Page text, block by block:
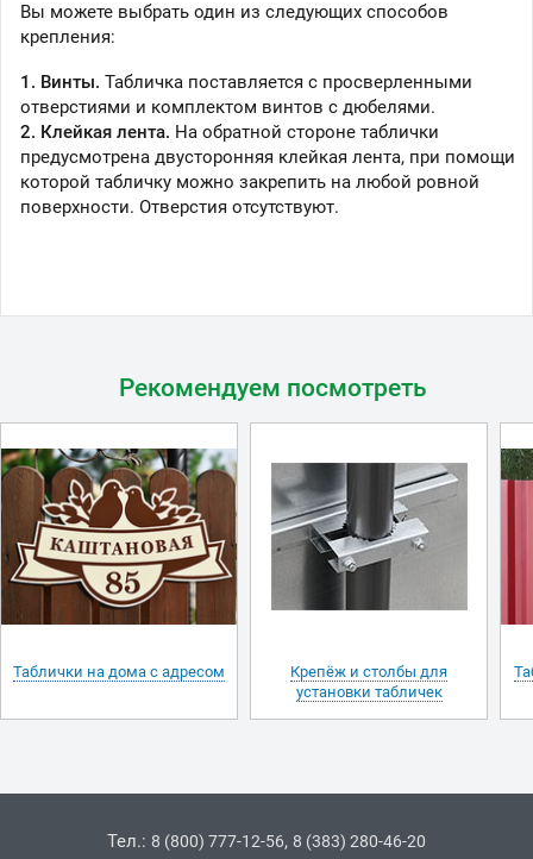
Вы можете выбрать один из следующих способов
крепления:
1. Винты. Табличка поставляется с просверленными
отверстиями и комплектом винтов с дюбелями.
2. Клейкая лента. На обратной стороне таблички
предусмотрена двусторонняя клейкая лента, при помощи
которой табличку можно закрепить на любой ровной
поверхности. Отверстия отсутствуют.
Рекомендуем посмотреть
Таблички на дома с адресом
Крепёж и столбы для
установки табличек
Тел.: 8 (800) 777-12-56, 8 (383) 280-46-20